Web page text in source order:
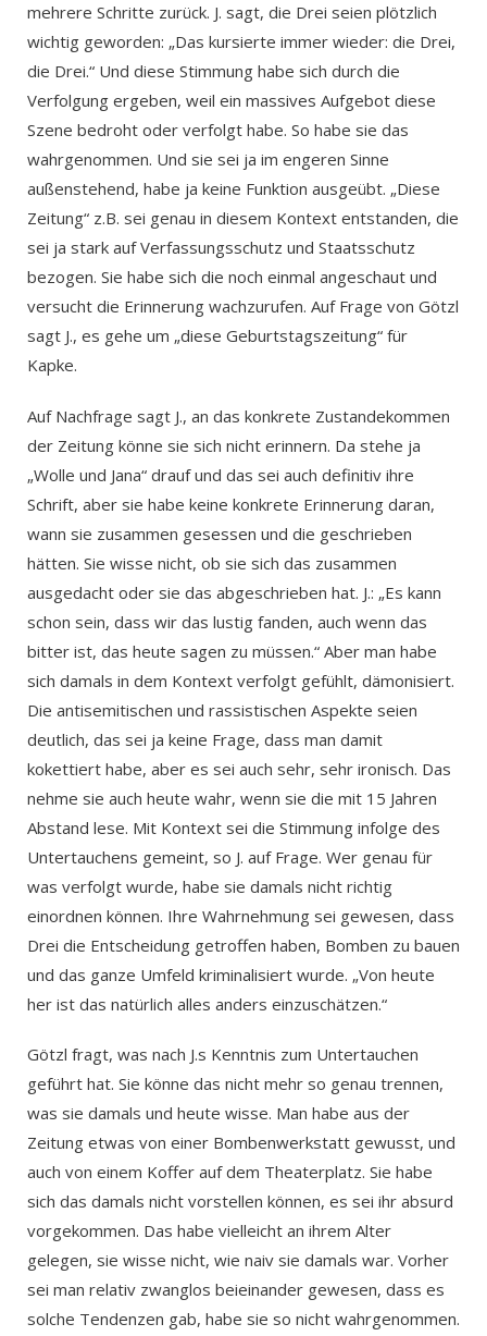
mehrere Schritte zurück. J. sagt, die Drei seien plötzlich
wichtig geworden: „Das kursierte immer wieder: die Drei,
die Drei.“ Und diese Stimmung habe sich durch die
Verfolgung ergeben, weil ein massives Aufgebot diese
Szene bedroht oder verfolgt habe. So habe sie das
wahrgenommen. Und sie sei ja im engeren Sinne
außenstehend, habe ja keine Funktion ausgeübt. „Diese
Zeitung“ z.B. sei genau in diesem Kontext entstanden, die
sei ja stark auf Verfassungsschutz und Staatsschutz
bezogen. Sie habe sich die noch einmal angeschaut und
versucht die Erinnerung wachzurufen. Auf Frage von Götzl
sagt J., es gehe um „diese Geburtstagszeitung“ für
Kapke.
Auf Nachfrage sagt J., an das konkrete Zustandekommen
der Zeitung könne sie sich nicht erinnern. Da stehe ja
„Wolle und Jana“ drauf und das sei auch definitiv ihre
Schrift, aber sie habe keine konkrete Erinnerung daran,
wann sie zusammen gesessen und die geschrieben
hätten. Sie wisse nicht, ob sie sich das zusammen
ausgedacht oder sie das abgeschrieben hat. J.: „Es kann
schon sein, dass wir das lustig fanden, auch wenn das
bitter ist, das heute sagen zu müssen.“ Aber man habe
sich damals in dem Kontext verfolgt gefühlt, dämonisiert.
Die antisemitischen und rassistischen Aspekte seien
deutlich, das sei ja keine Frage, dass man damit
kokettiert habe, aber es sei auch sehr, sehr ironisch. Das
nehme sie auch heute wahr, wenn sie die mit 15 Jahren
Abstand lese. Mit Kontext sei die Stimmung infolge des
Untertauchens gemeint, so J. auf Frage. Wer genau für
was verfolgt wurde, habe sie damals nicht richtig
einordnen können. Ihre Wahrnehmung sei gewesen, dass
Drei die Entscheidung getroffen haben, Bomben zu bauen
und das ganze Umfeld kriminalisiert wurde. „Von heute
her ist das natürlich alles anders einzuschätzen.“
Götzl fragt, was nach J.s Kenntnis zum Untertauchen
geführt hat. Sie könne das nicht mehr so genau trennen,
was sie damals und heute wisse. Man habe aus der
Zeitung etwas von einer Bombenwerkstatt gewusst, und
auch von einem Koffer auf dem Theaterplatz. Sie habe
sich das damals nicht vorstellen können, es sei ihr absurd
vorgekommen. Das habe vielleicht an ihrem Alter
gelegen, sie wisse nicht, wie naiv sie damals war. Vorher
sei man relativ zwanglos beieinander gewesen, dass es
solche Tendenzen gab, habe sie so nicht wahrgenommen.